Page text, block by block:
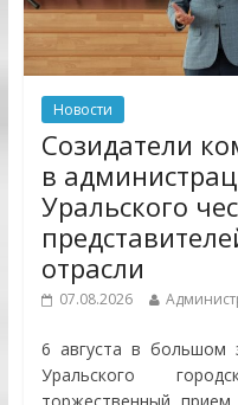
Новости
Созидатели
в
Уральского
отрасли
07.08.2026
6 августа в большом
Уральского
торжественный